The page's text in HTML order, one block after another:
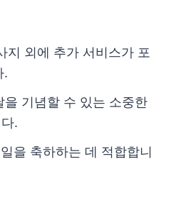
지 외에 추가 서비스가 포
.
을 기념할 수 있는 소중한
.
을 축하하는 데 적합합니